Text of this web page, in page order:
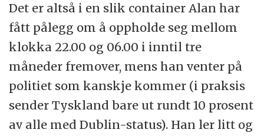
Det er altså i en slik container Alan har
fått pålegg om å oppholde seg mellom
klokka 22.00 og 06.00 i inntil tre
måneder fremover, mens han venter på
politiet som kanskje kommer (i praksis
sender Tyskland bare ut rundt 10 prosent
av alle med Dublin-status). Han ler litt og